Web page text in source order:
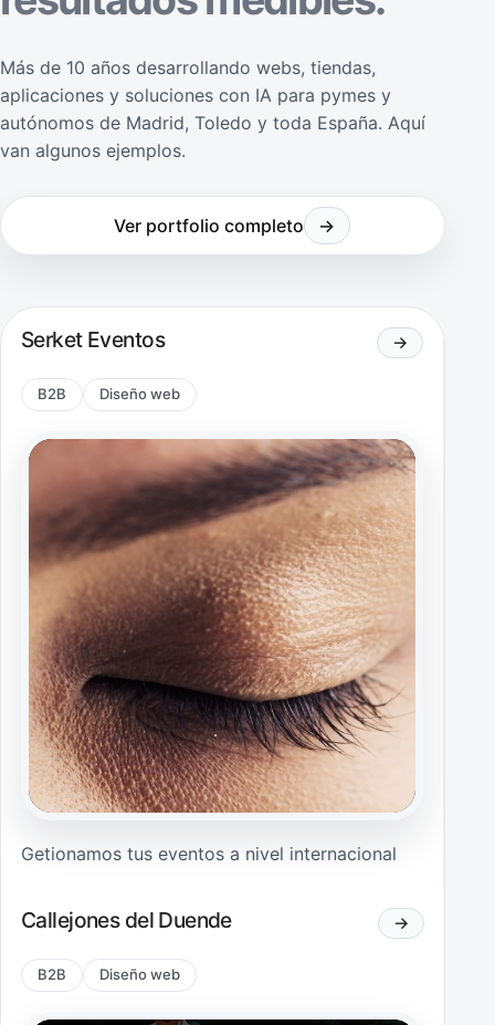
Más de 10 años desarrollando webs, tiendas,
aplicaciones y soluciones con IA para pymes y
autónomos de Madrid, Toledo y toda España. Aquí
van algunos ejemplos.
Ver portfolio completo →
Serket Eventos →
B2B Diseño web
Getionamos tus eventos a nivel internacional
Callejones del Duende →
B2B Diseño web